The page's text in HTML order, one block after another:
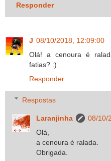
Responder
J 08/10/2018, 12:09:00
Olá! a cenoura é
fatias? :)
Responder
Respostas
Laranjinha
08/10/
Olá,
a cenoura é ralada.
Obrigada.